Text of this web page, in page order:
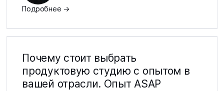
усилении. За это время мы наработали
частности, с интернет-магазинами. В этой
мы расскажем, как повысили средний чек и
увеличили конверсию интернет-магазина в
сегменте DIY.
Подробнее →
Почему стоит выбрать
продуктовую студию с опытом в
вашей отрасли. Опыт ASAP